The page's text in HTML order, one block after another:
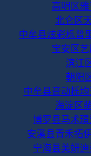
高明区
北仑区
中牟县炫彩栎普
宝安区
滨江
朝阳
中牟县音动栎
海淀区
博罗县马术
安溪县青禾拓
宁海县美妍